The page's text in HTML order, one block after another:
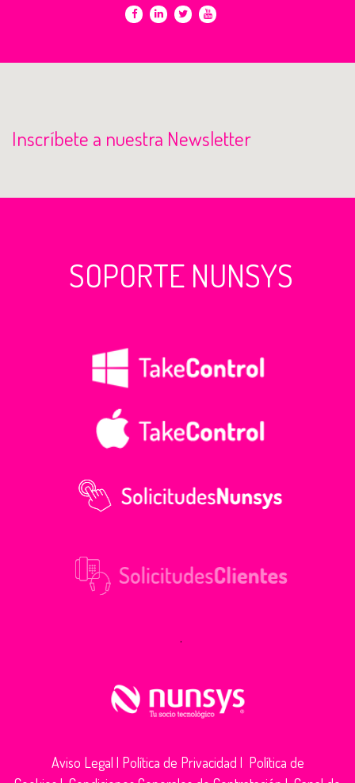
Inscríbete a nuestra Newsletter
SOPORTE NUNSYS
.
Aviso Legal | Política de Privacidad | Política de